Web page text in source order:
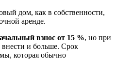
дом, как в собственности,
аренде.
взнос от 15 %, но при
и больше. Срок
которая обычно